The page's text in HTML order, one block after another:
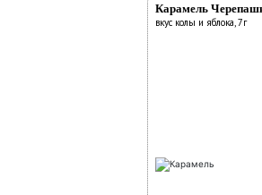
Карамель
вкус колы и яблока, 7г